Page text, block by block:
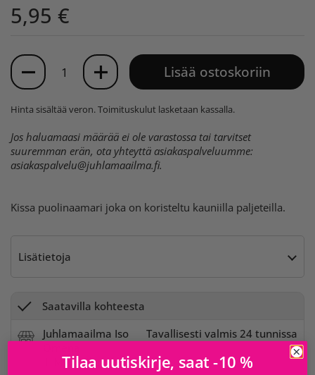
5,95 €
Määrä
Lisää ostoskoriin
Hinta sisältää veron.Toimituskulut lasketaan kassalla.
Jos haluamaasi määrää ei ole varastossa tai tarvitset
suuremman erän, ota yhteyttä asiakaspalveluumme:
asiakaspalvelu@juhlamaailma.fi.
Kissa puolinaamari joka on koristeltu kauniilla paljeteilla.
Lisätietoja
Saatavilla kohteesta
Juhlamaailma Iso
Myymälän tiedot
Tavallisesti valmis 24 tunnissa
Tilaa uutiskirje, saat -10 %